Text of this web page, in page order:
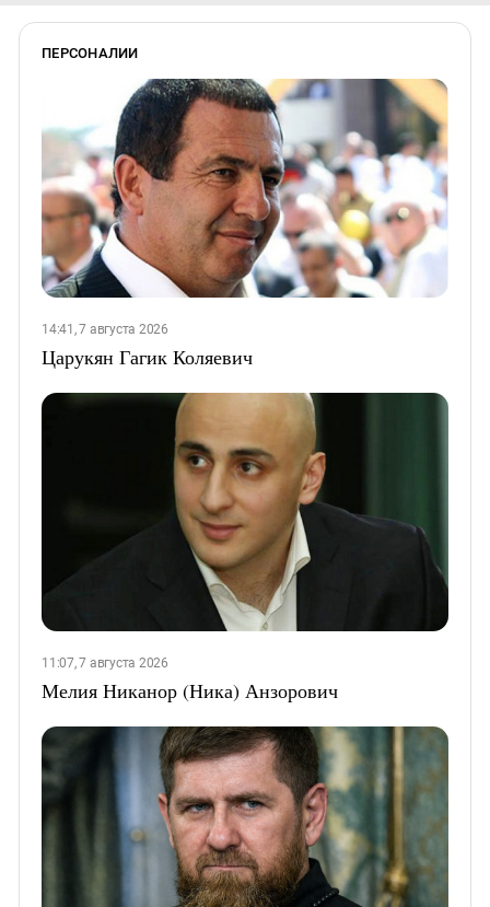
ПЕРСОНАЛИИ
14:41, 7 августа 2026
Царукян Гагик Коляевич
11:07, 7 августа 2026
Мелия Никанор (Ника) Анзорович